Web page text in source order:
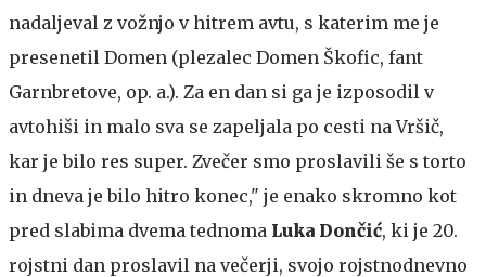
nadaljeval z vožnjo v hitrem avtu, s katerim me je
presenetil Domen (plezalec Domen Škofic, fant
Garnbretove, op. a.). Za en dan si ga je izposodil v
avtohiši in malo sva se zapeljala po cesti na Vršič,
kar je bilo res super. Zvečer smo proslavili še s torto
in dneva je bilo hitro konec," je enako skromno kot
pred slabima dvema tednoma Luka Dončić, ki je 20.
rojstni dan proslavil na večerji, svojo rojstnodnevno